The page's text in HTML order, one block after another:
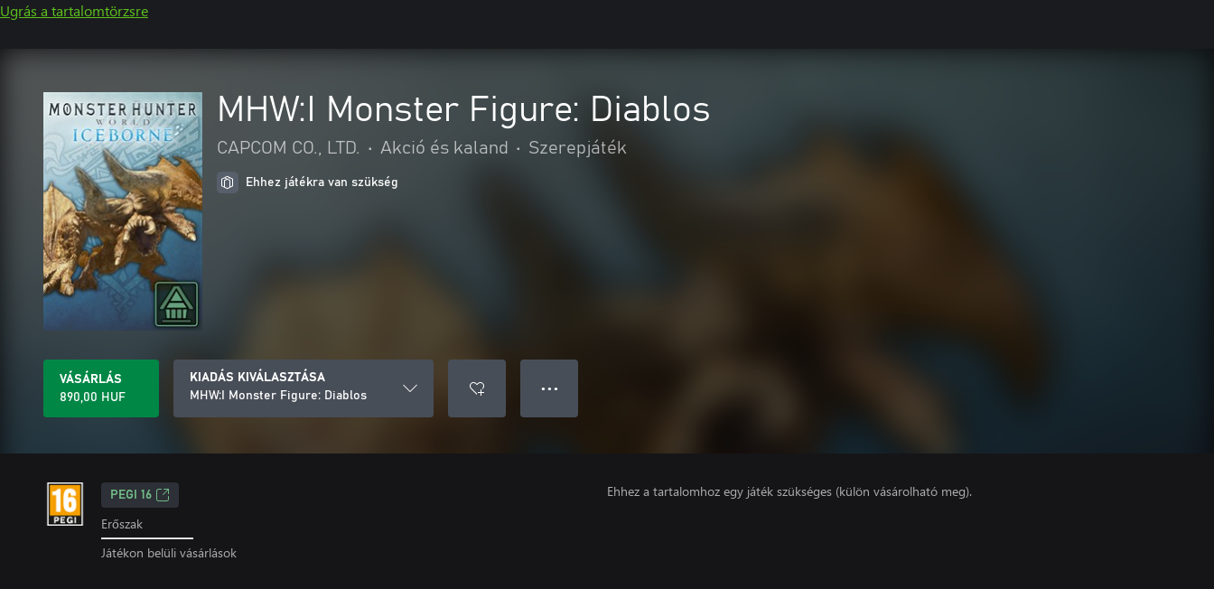
Ugrás a tartalomtörzsre
MHW:I Monster Figure: Diablos
CAPCOM CO., LTD. • Akció és kaland • Szerepjáték
Ehhez játékra van szükség
VÁSÁRLÁS
890,00 HUF
KIADÁS KIVÁLASZTÁSA
MHW:I Monster Figure: Diablos
● ● ●
PEGI 16
Erőszak
Játékon belüli vásárlások
Ehhez a tartalomhoz egy játék szükséges (külön vásárolható meg).